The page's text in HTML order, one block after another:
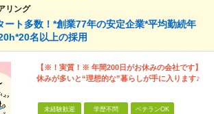
リング
ート多数！*創業77年の安定企業*平均勤続年
名以上の採用
【※！実質！※ 年間200日がお休みの会社です】
休みが多いと“理想的な”暮らしが手に入ります♪
未経験歓迎 学歴不問 ベテランOK